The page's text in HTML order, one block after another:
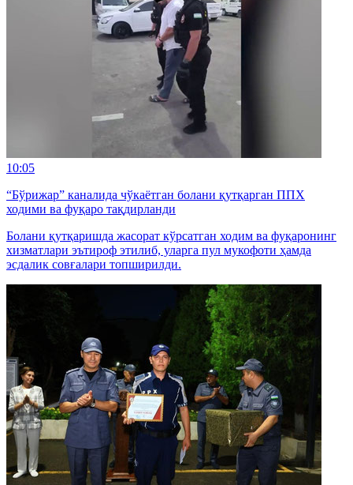
10:05
“Бўрижар” каналида чўкаётган болани қутқарган ППХ
ходими ва фуқаро тақдирланди
Болани қутқаришда жасорат кўрсатган ходим ва фуқаронинг
хизматлари эътироф этилиб, уларга пул мукофоти ҳамда
эсдалик совғалари топширилди.